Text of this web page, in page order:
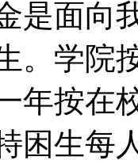
是面向
。学院
年按在
困生每